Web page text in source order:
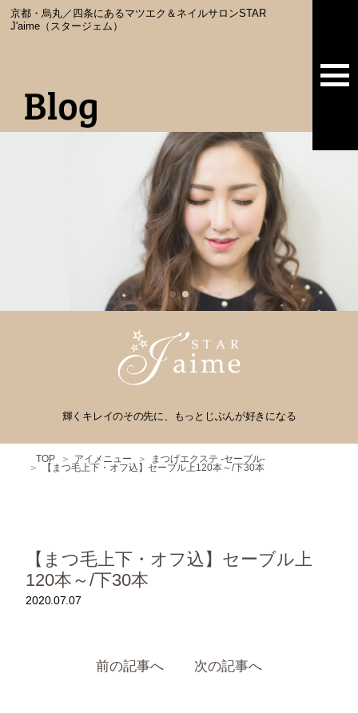
京都・烏丸／四条にあるマツエク＆ネイルサロンSTAR
J'aime（スタージェム）
輝くキレイのその先に、もっとじぶんが好きになる
TOP アイメニュー
まつげエクステ -セーブル-
【まつ毛上下・オフ込】セーブル上120本～/下30本
【まつ毛上下・オフ込】セーブル上
120本～/下30本
2020.07.07
前の記事へ 次の記事へ